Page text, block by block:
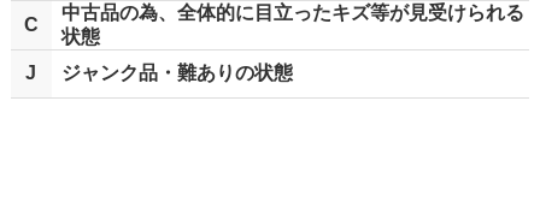
C
中古品の為、全体的に目立ったキズ等が見受けられる
状態
J
ジャンク品・難ありの状態